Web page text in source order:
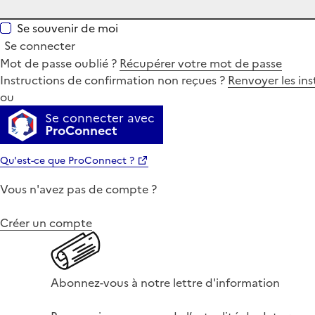
Se souvenir de moi
Se connecter
Mot de passe oublié ? Récupérer votre mot de passe
Instructions de confirmation non reçues ? Renvoyer les
ou
Se connecter avec
ProConnect
Qu'est-ce que ProConnect ?
Vous n'avez pas de compte ?
Créer un compte
Abonnez-vous à notre lettre d'information